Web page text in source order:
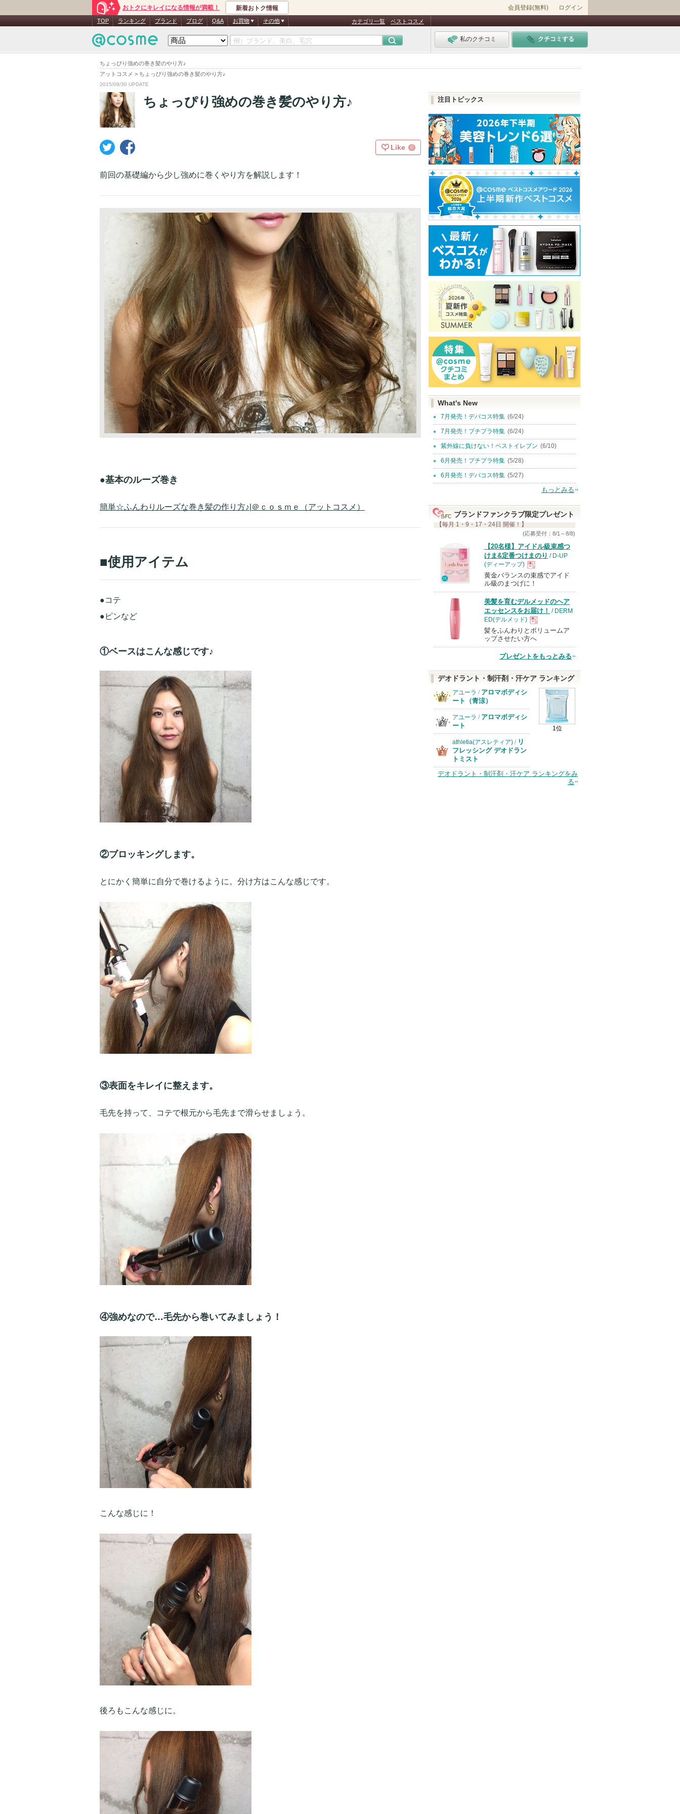
ちょっぴり強めの巻き髪のやり方♪
アットコスメ > ちょっぴり強めの巻き髪のやり方♪
おトクにキレイになる情報が満載！ 新着おトク情報 会員登録(無料) ログイン
TOP ランキング ブランド ブログ Q&A お買物 その他 カテゴリ一覧 ベストコスメ
私のクチコミ クチコミする
2015/09/30 UPDATE
ちょっぴり強めの巻き髪のやり方♪
Like 0
前回の基礎編から少し強めに巻くやり方を解説します！
●基本のルーズ巻き
簡単☆ふんわりルーズな巻き髪の作り方♪|＠ｃｏｓｍｅ（アットコスメ）
■使用アイテム
●コテ
●ピンなど
①ベースはこんな感じです♪
②ブロッキングします。
とにかく簡単に自分で巻けるように。分け方はこんな感じです。
③表面をキレイに整えます。
毛先を持って、コテで根元から毛先まで滑らせましょう。
④強めなので…毛先から巻いてみましょう！
こんな感じに！
後ろもこんな感じに。
注目トピックス
What's New
7月発売！デパコス特集 (6/24)
7月発売！プチプラ特集 (6/24)
紫外線に負けない！ベストイレブン (6/10)
6月発売！プチプラ特集 (5/28)
6月発売！デパコス特集 (5/27)
もっとみる
ブランドファンクラブ限定プレゼント
【毎月 1・9・17・24日 開催！】
(応募受付：8/1～8/8)
【20名様】アイドル級束感つ
けま&定番つけまのり / D-UP
(ディーアップ)
現
品
黄金バランスの束感でアイド
ル級のまつげに！
美髪を育むデルメッドのヘア
エッセンスをお届け！ / DERM
ED(デルメッド)
現
品
髪をふんわりとボリュームア
ップさせたい方へ
プレゼントをもっとみる
デオドラント・制汗剤・汗ケア ランキング
1位
アユーラ / アロマボディシ
ート（青涼）
アユーラ / アロマボディシ
ート
athletia(アスレティア) / リ
フレッシング デオドラン
トミスト
デオドラント・制汗剤・汗ケア ランキングをみ
る